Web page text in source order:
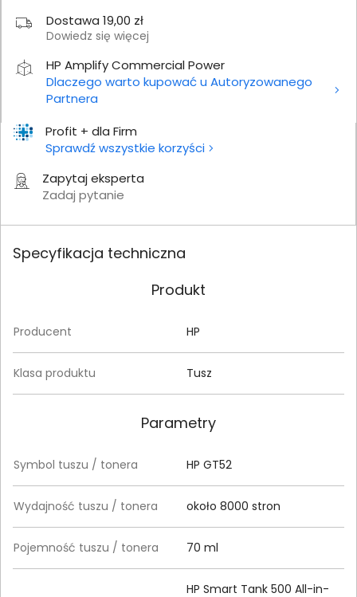
Profit + dla Firm
Sprawdź wszystkie korzyści
Zapytaj eksperta
Zadaj pytanie
Dostawa 19,00 zł
Dowiedz się więcej
HP Amplify Commercial Power
Dlaczego warto kupować u Autoryzowanego
Partnera
Specyfikacja techniczna
Produkt
Producent HP
Klasa produktu Tusz
Parametry
Symbol tuszu / tonera HP GT52
Wydajność tuszu / tonera około 8000 stron
Pojemność tuszu / tonera 70 ml
HP Smart Tank 500 All-in-